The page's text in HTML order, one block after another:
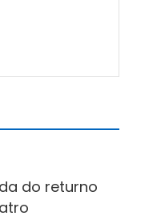
do returno